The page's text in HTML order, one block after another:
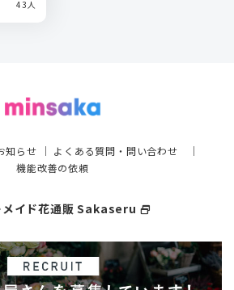
43人
知らせ ｜ よくある質問・問い合わせ ｜
機能改善の依頼
メイド花通販 Sakaseru select_window